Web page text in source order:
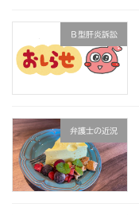
Ｂ型肝炎訴訟
弁護士の近況